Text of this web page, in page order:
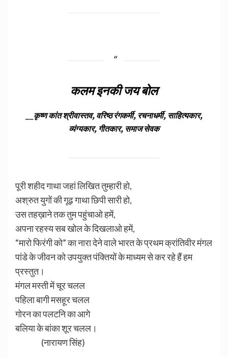
कलम इनकी जय बोल
__कृष्ण कांत श्रीवास्तव, वरिष्ठ रंगकर्मी, रचनाधर्मी, साहित्यकार,
व्यंग्यकार, गीतकार, समाज सेवक
पूरी शहीद गाथा जहां लिखित तुम्हारी हो,
अश्रुत युगों की गूढ़ गाथा छिपी सारी हो,
उस तहख़ाने तक तुम पहुंचाओ हमें,
अपना रहस्य सब खोल के दिखलाओ हमें,
“मारो फिरंगी को” का नारा देने वाले भारत के प्रथम क्रांतिवीर मंगल
पांडे के जीवन को उपयुक्त पंक्तियों के माध्यम से कर रहे हैं हम
प्रस्तुत।
मंगल मस्ती में चूर चलल
पहिला बागी मसहूर चलल
गोरन का पलटनि का आगे
बलिया के बांका शूर चलल।
(नारायण सिंह)